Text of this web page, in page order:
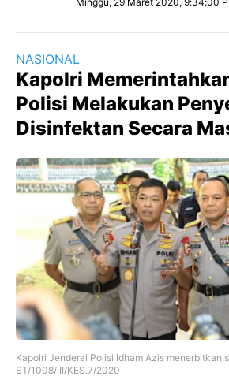
NASIONAL
Kapolri
Polisi Melakukan
Disinfektan Secara
Kapolri Jenderal Polisi Idham Azis menerbitkan
ST/1008/III/KES.7/2020